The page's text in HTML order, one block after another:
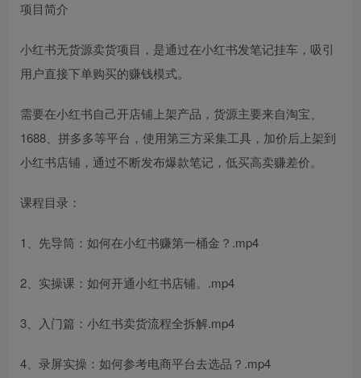
项目简介
小红书无货源卖货项目，是通过在小红书发笔记挂车，吸引
用户直接下单购买的赚钱模式。
需要在小红书自己开店铺上架产品，货源主要来自淘宝、
1688、拼多多等平台，使用第三方采集工具，加价后上架到
小红书店铺，通过不断发布爆款笔记，低买高卖赚差价。
课程目录：
1、先导筒：如何在小红书赚第一桶金？.mp4
2、实操课：如何开通小红书店铺。.mp4
3、入门篇：小红书卖货流程全拆解.mp4
4、录屏实操：如何参考电商平台去选品？.mp4